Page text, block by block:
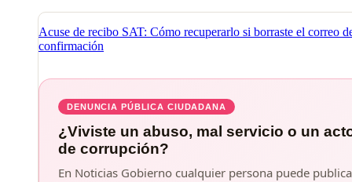
Acuse de recibo SAT: Cómo recuperarlo si borraste el correo
confirmación
DENUNCIA PÚBLICA CIUDADANA
¿Viviste un abuso, mal servicio o un
de corrupción?
En Noticias Gobierno cualquier persona puede